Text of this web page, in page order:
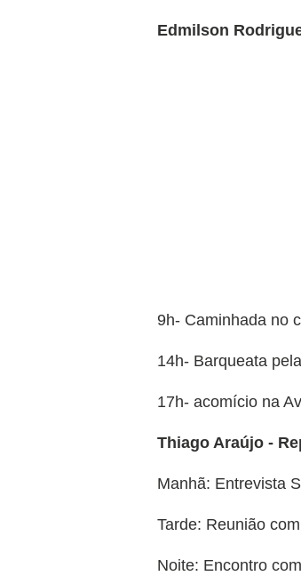
Edmilson
9h- Caminhada no
14h- Barqueata
17h- acomício na
Thiago Araújo -
Manhã: Entrevista
Tarde: Reunião
Noite: Encontro